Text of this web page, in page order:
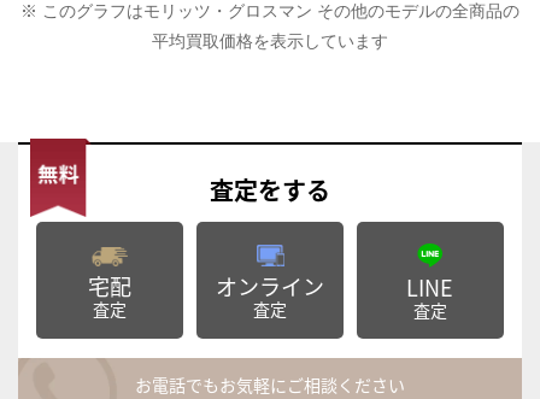
※ このグラフはモリッツ・グロスマン その他のモデルの全商品の
平均買取価格を表示しています
査定をする
宅配
査定
オンライン
査定
LINE
査定
お電話でもお気軽にご相談ください